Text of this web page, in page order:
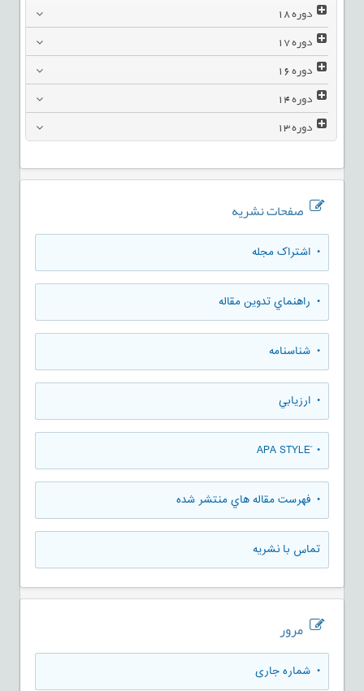
دوره18
دوره17
دوره16
دوره14
دوره13
صفحات نشریه
• اشتراک مجله
• راهنماي تدوين مقاله
• شناسنامه
• ارزيابي
• َAPA STYLE
• فهرست مقاله هاي منتشر شده
تماس با نشریه
مرور
• شماره جاری